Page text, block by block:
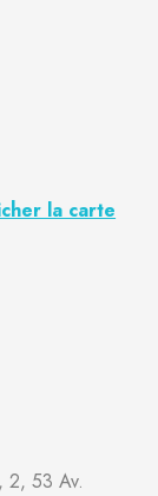
la carte
2, 53 Av.